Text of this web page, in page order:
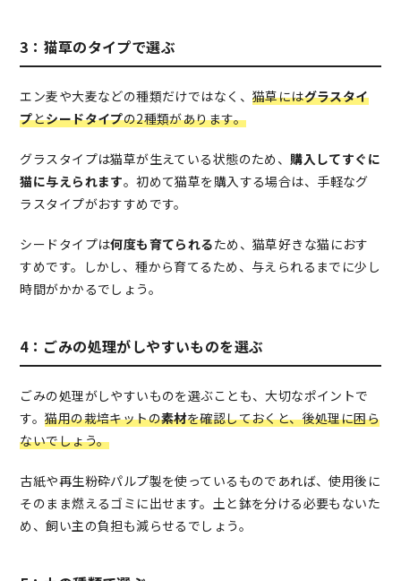
3：猫草のタイプで選ぶ
エン麦や大麦などの種類だけではなく、 猫草にはグラスタイ
プとシードタイプの2種類があります。
グラスタイプは猫草が生えている状態のため、購入してすぐに
猫に与えられます。初めて猫草を購入する場合は、手軽なグ
ラスタイプがおすすめです。
シードタイプは何度も育てられるため、猫草好きな猫におす
すめです。しかし、種から育てるため、与えられるまでに少し
時間がかかるでしょう。
4：ごみの処理がしやすいものを選ぶ
ごみの処理がしやすいものを選ぶことも、大切なポイントで
す。猫用の栽培キットの素材を確認しておくと、後処理に困ら
ないでしょう。
古紙や再生粉砕パルプ製を使っているものであれば、使用後に
そのまま燃えるゴミに出せます。土と鉢を分ける必要もないた
め、飼い主の負担も減らせるでしょう。